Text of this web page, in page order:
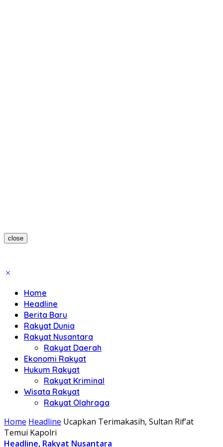
close
Home
Headline
Berita Baru
Rakyat Dunia
Rakyat Nusantara
Rakyat Daerah
Ekonomi Rakyat
Hukum Rakyat
Rakyat Kriminal
Wisata Rakyat
Rakyat Olahraga
Home Headline Ucapkan Terimakasih, Sultan Rif’at
Temui Kapolri
Headline, Rakyat Nusantara